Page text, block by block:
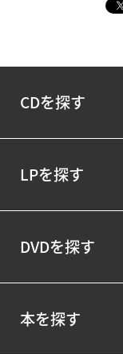
CDを探す
LPを探す
DVDを探す
本を探す